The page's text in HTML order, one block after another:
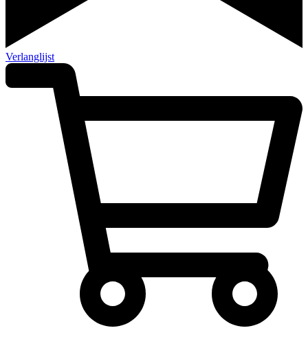
Verlanglijst